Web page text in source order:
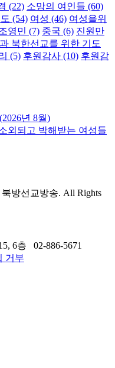
(22) 소망의 여인들 (60)
(54) 여성 (46) 여성을위
영민 (7) 중국 (6) 진원만
북한선교를 위한 기도
(5) 후원감사 (10) 후원감
년 8월)
외되고 박해받는 여성들
방선교방송. All Rights
6층 02-886-5671
거부